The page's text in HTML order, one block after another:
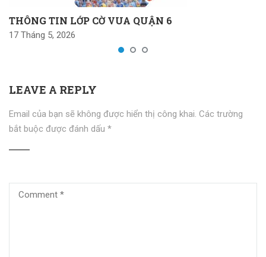
THÔNG TIN LỚP CỜ VUA QUẬN 6
17 Tháng 5, 2026
LEAVE A REPLY
Email của bạn sẽ không được hiển thị công khai. Các trường
bắt buộc được đánh dấu *